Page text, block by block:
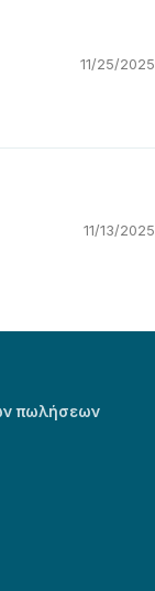
11/25/2025
11/13/2025
πωλήσεων